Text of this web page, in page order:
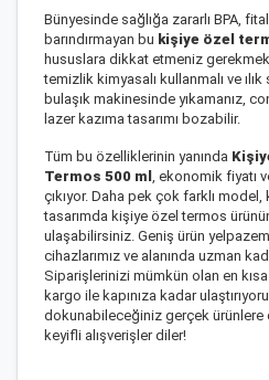
Bünyesinde sağlığa zararlı BPA,
barındırmayan bu kişiye özel
hususlara dikkat etmeniz
temizlik kimyasalı kullanmalı ve ılık
bulaşık makinesinde yıkamanız,
lazer kazıma tasarımı bozabilir.
Tüm bu özelliklerinin yanında
Termos 500 ml
, ekonomik fiyatı
çıkıyor. Daha pek çok farklı
tasarımda kişiye özel termos
ulaşabilirsiniz. Geniş ürün
cihazlarımız ve alanında uzman
Siparişlerinizi mümkün olan en kısa
kargo ile kapınıza kadar
dokunabileceğiniz gerçek
keyifli alışverişler diler!